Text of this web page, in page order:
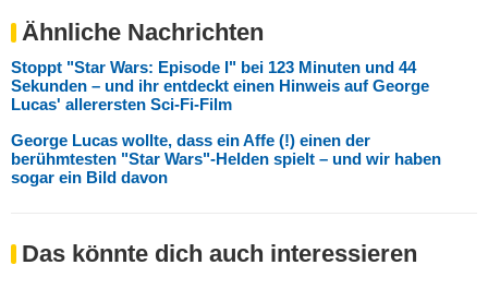
Ähnliche Nachrichten
Stoppt "Star Wars: Episode I" bei 123 Minuten und 44
Sekunden – und ihr entdeckt einen Hinweis auf George
Lucas' allerersten Sci-Fi-Film
George Lucas wollte, dass ein Affe (!) einen der
berühmtesten "Star Wars"-Helden spielt – und wir haben
sogar ein Bild davon
Das könnte dich auch interessieren